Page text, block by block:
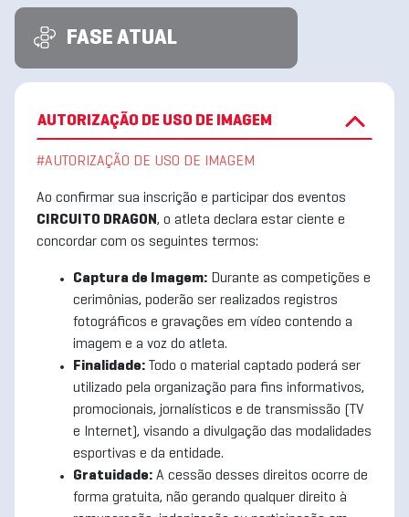
FASE ATUAL
AUTORIZAÇÃO DE USO DE IMAGEM
#AUTORIZAÇÃO DE USO DE IMAGEM
Ao confirmar sua inscrição e participar dos eventos
CIRCUITO DRAGON , o atleta declara estar ciente e
concordar com os seguintes termos:
Captura de Imagem: Durante as competições e
cerimônias, poderão ser realizados registros
fotográficos e gravações em vídeo contendo a
imagem e a voz do atleta.
Finalidade: Todo o material captado poderá ser
utilizado pela organização para fins informativos,
promocionais, jornalísticos e de transmissão (TV
e Internet), visando a divulgação das modalidades
esportivas e da entidade.
Gratuidade: A cessão desses direitos ocorre de
forma gratuita, não gerando qualquer direito à